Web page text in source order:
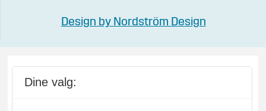
Design by Nordström Design
Dine valg: